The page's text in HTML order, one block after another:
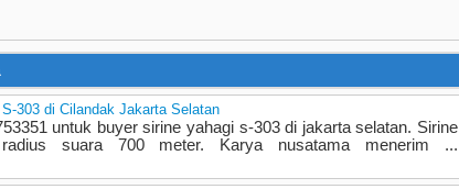
303 di Cilandak Jakarta Selatan
untuk buyer sirine yahagi s-303 di jakarta selatan. Sirine
suara 700 meter. Karya nusatama menerim ...